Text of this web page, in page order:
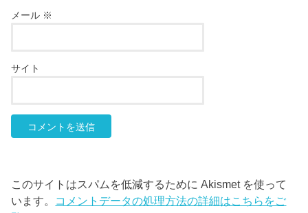
メール ※
サイト
このサイトはスパムを低減するために Akismet を使って
います。 コメントデータの処理方法の詳細はこちらをご